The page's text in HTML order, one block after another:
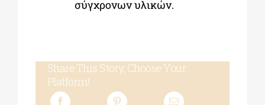
σύγχρονων υλικών.
Share This Story, Choose Your
Platform!